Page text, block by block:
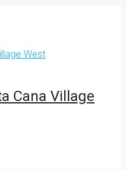
Cana Village